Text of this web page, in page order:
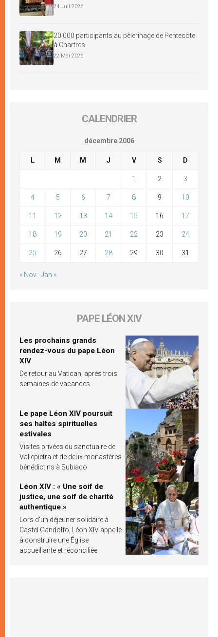
24 Juil 2026
20 000 participants au pèlerinage de Pentecôte
à Chartres
22 Mai 2026
CALENDRIER
décembre 2006
L M M J V S D
1 2 3
4 5 6 7 8 9 10
11 12 13 14 15 16 17
18 19 20 21 22 23 24
25 26 27 28 29 30 31
« Nov Jan »
PAPE LÉON XIV
Les prochains grands
rendez-vous du pape Léon
XIV
De retour au Vatican, après trois
semaines de vacances
Le pape Léon XIV poursuit
ses haltes spirituelles
estivales
Visites privées du sanctuaire de
Vallepietra et de deux monastères
bénédictins à Subiaco
Léon XIV : « Une soif de
justice, une soif de charité
authentique »
Lors d’un déjeuner solidaire à
Castel Gandolfo, Léon XIV appelle
à construire une Église
accueillante et réconciliée